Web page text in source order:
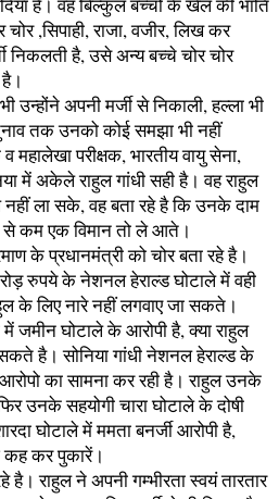
दिया है। वह बिल्कुल बच्चों के खेल की भांति
चोर ,सिपाही, राजा, वजीर, लिख कर
निकलती है, उसे अन्य बच्चे चोर चोर
उन्होंने अपनी मर्जी से निकाली, हल्ला भी
तक उनको कोई समझा भी नहीं
परीक्षक, भारतीय वायु सेना,
में अकेले राहुल गांधी सही है। वह राहुल
नहीं ला सके, वह बता रहे है कि उनके दाम
कम एक विमान तो ले आते।
के प्रधानमंत्री को चोर बता रहे है।
रुपये के नेशनल हेराल्ड घोटाले में वही
के लिए नारे नहीं लगवाए जा सकते।
जमीन घोटाले के आरोपी है, क्या राहुल
है। सोनिया गांधी नेशनल हेराल्ड के
का सामना कर रही है। राहुल उनके
उनके सहयोगी चारा घोटाले के दोषी
घोटाले में ममता बनर्जी आरोपी है,
कह कर पुकारें।
है। राहुल ने अपनी गम्भीरता स्वयं तारतार